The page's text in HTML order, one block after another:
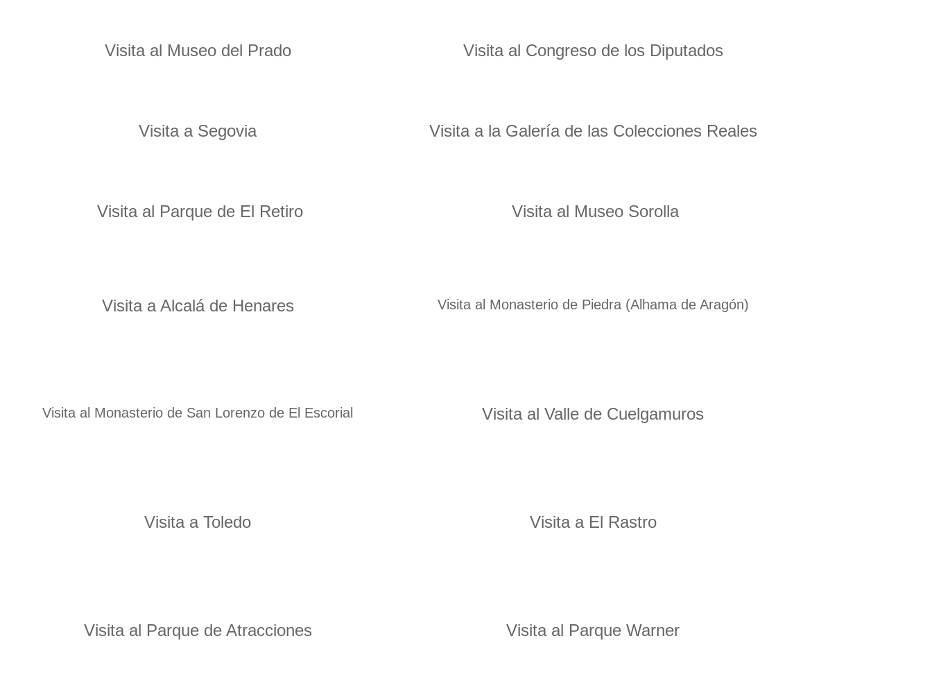
Visita al Museo del Prado
Visita a Segovia
Visita al Congreso de los Diputados
Visita a la Galería de las Colecciones Reales
Visita al Parque de El Retiro Visita al Museo Sorolla
Visita a Alcalá de Henares Visita al Monasterio de Piedra (Alhama de Aragón)
Visita al Monasterio de San Lorenzo de El Escorial Visita al Valle de Cuelgamuros
Visita a Toledo Visita a El Rastro
Visita al Parque de Atracciones Visita al Parque Warner